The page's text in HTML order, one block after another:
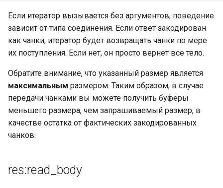
Если итератор вызывается без аргументов, поведение
зависит от типа соединения. Если ответ закодирован
как чанки, итератор будет возвращать чанки по мере
их поступления. Если нет, он просто вернет все тело.
Обратите внимание, что указанный размер является
максимальным размером. Таким образом, в случае
передачи чанками вы можете получить буферы
меньшего размера, чем запрашиваемый размер, в
качестве остатка от фактических закодированных
чанков.
res:read_body